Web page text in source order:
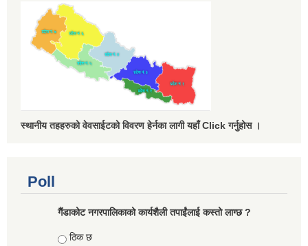
स्थानीय तहहरुको वेवसाईटको विवरण हेर्नका लागी यहाँ Click गर्नुहोस ।
Poll
गैंडाकोट नगरपालिकाको कार्यशैली तपाईंलाई कस्तो लाग्छ ?
Choices
ठिक छ